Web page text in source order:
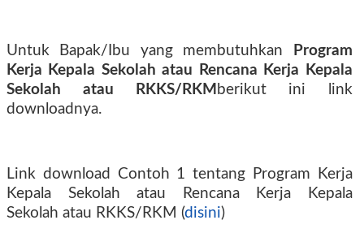
Untuk Bapak/Ibu yang membutuhkan
Program
Kerja Kepala Sekolah atau Rencana Kerja Kepala
Sekolah atau RKKS/RKM berikut ini link
downloadnya.
Link download Contoh 1 tentang Program Kerja
Kepala Sekolah atau Rencana Kerja Kepala
Sekolah atau RKKS/RKM (disini)